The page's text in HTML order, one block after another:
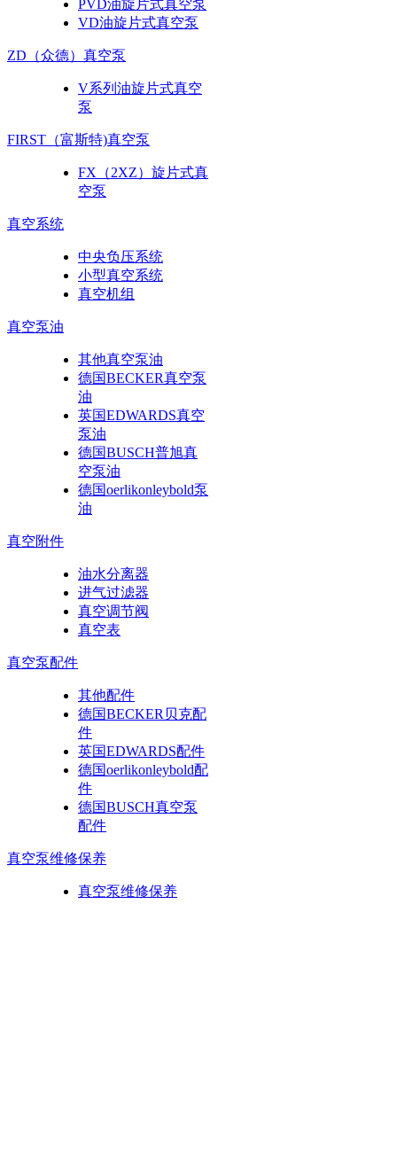
PVD油旋片式真空泵
VD油旋片式真空泵
ZD（众德）真空泵
V系列油旋片式真空
泵
FIRST（富斯特)真空泵
FX（2XZ）旋片式真
空泵
真空系统
中央负压系统
小型真空系统
真空机组
真空泵油
其他真空泵油
德国BECKER真空泵
油
英国EDWARDS真空
泵油
德国BUSCH普旭真
空泵油
德国oerlikonleybold泵
油
真空附件
油水分离器
进气过滤器
真空调节阀
真空表
真空泵配件
其他配件
德国BECKER贝克配
件
英国EDWARDS配件
德国oerlikonleybold配
件
德国BUSCH真空泵
配件
真空泵维修保养
真空泵维修保养